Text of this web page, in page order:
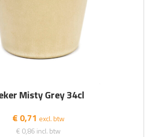
Misty Grey 34cl
€ 0,71 excl. btw
€ 0,86 incl. btw